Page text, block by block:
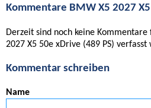
Kommentare BMW X5 2027
Derzeit sind noch keine
2027 X5 50e xDrive (489 PS) verfasst
Kommentar schreiben
Name